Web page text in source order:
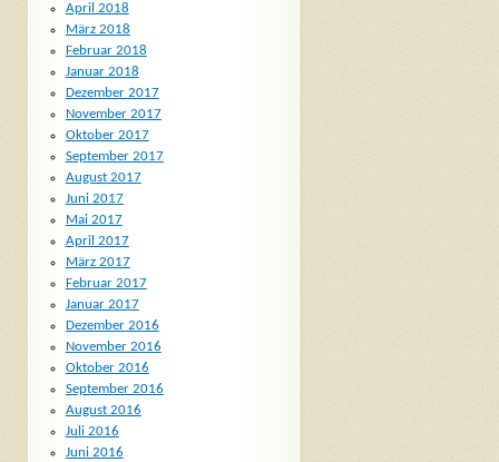
April 2018
März 2018
Februar 2018
Januar 2018
Dezember 2017
November 2017
Oktober 2017
September 2017
August 2017
Juni 2017
Mai 2017
April 2017
März 2017
Februar 2017
Januar 2017
Dezember 2016
November 2016
Oktober 2016
September 2016
August 2016
Juli 2016
Juni 2016